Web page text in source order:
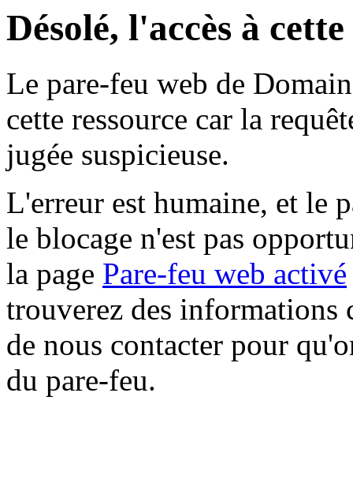
Désolé, l'accès à
Le pare-feu web de
cette ressource car la
jugée suspicieuse.
L'erreur est humaine, et le
le blocage n'est pas
la page Pare-feu web activé
trouverez des informations
de nous contacter pour
du pare-feu.